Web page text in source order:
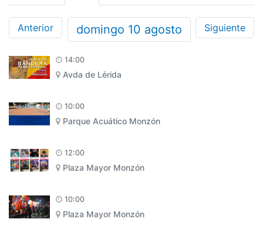
Anterior domingo 10 agosto Siguiente
14:00
Avda de Lérida
10:00
Parque Acuático Monzón
12:00
Plaza Mayor Monzón
10:00
Plaza Mayor Monzón